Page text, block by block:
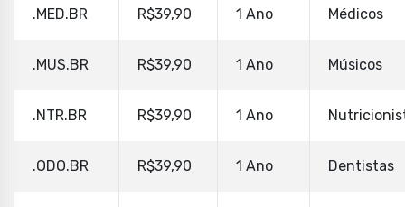
.MED.BR R$39,90 1 Ano Médicos
.MUS.BR R$39,90 1 Ano Músicos
.NTR.BR R$39,90 1 Ano
.ODO.BR R$39,90 1 Ano Dentistas